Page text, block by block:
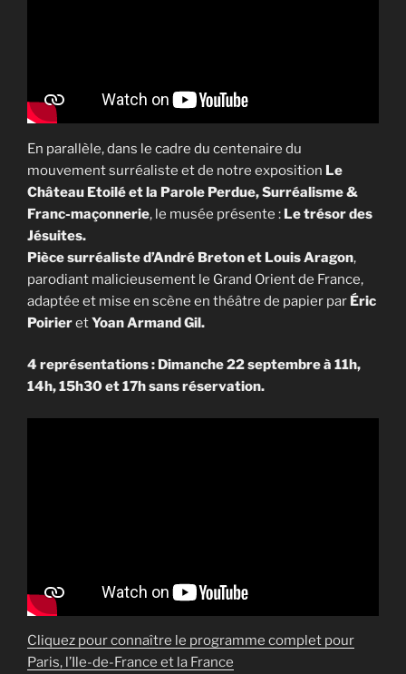
En parallèle, dans le cadre du centenaire du
mouvement surréaliste et de notre exposition Le
Château Etoilé et la Parole Perdue, Surréalisme &
Franc-maçonnerie, le musée présente : Le trésor des
Jésuites.
Pièce surréaliste d’André Breton et Louis Aragon,
parodiant malicieusement le Grand Orient de France,
adaptée et mise en scène en théâtre de papier par Éric
PoirieretYoan Armand Gil.
4 représentations : Dimanche 22 septembre à 11h,
14h, 15h30 et 17h sans réservation.
Cliquez pour connaître le programme complet pour
Paris, l’Ile-de-France et la France